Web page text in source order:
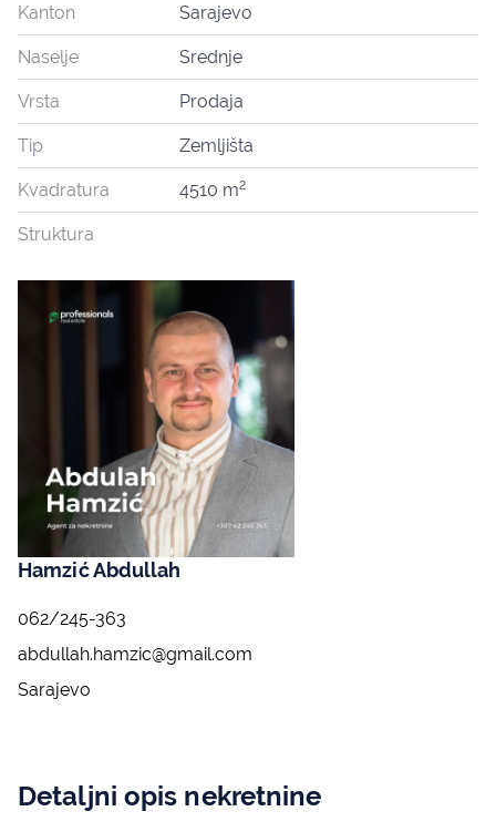
Kanton Sarajevo
Naselje Srednje
Vrsta Prodaja
Tip Zemljišta
Kvadratura 4510 m2
Struktura
Hamzić Abdullah
062/245-363
abdullah.hamzic@gmail.com
Sarajevo
Detaljni opis nekretnine